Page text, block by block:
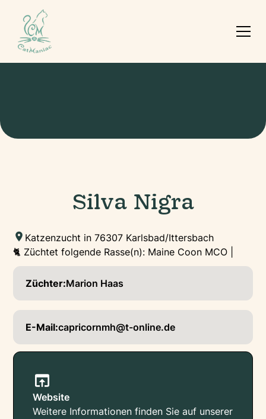
Silva Nigra
Katzenzucht in 76307 Karlsbad/Ittersbach
🐈 Züchtet folgende Rasse(n): Maine Coon MCO |
Züchter:Marion Haas
E-Mail:capricornmh@t-online.de
Website
Weitere Informationen finden Sie auf unserer